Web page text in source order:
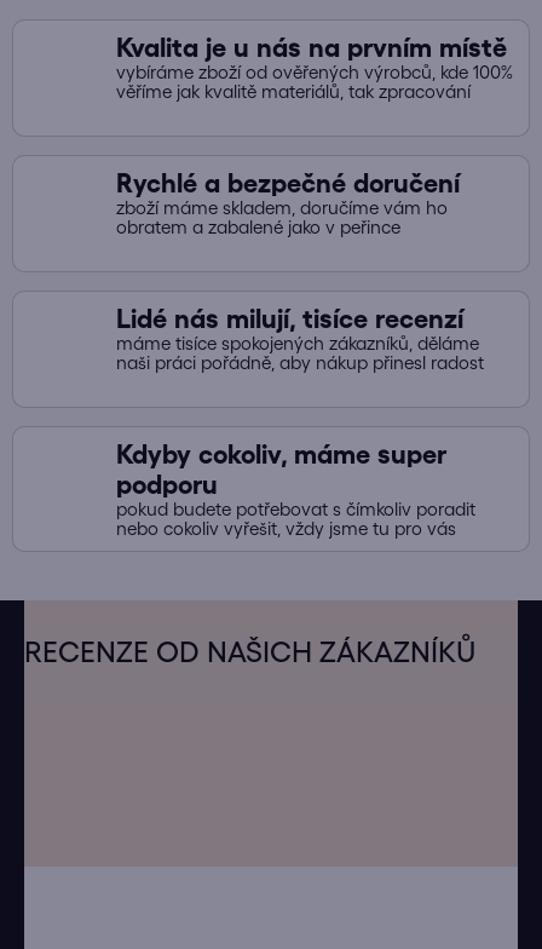
ý
p
i
u
Kvalita je u nás na prvním místě
vybíráme zboží od ověřených výrobců, kde 100%
věříme jak kvalitě materiálů, tak zpracování
Rychlé a bezpečné doručení
zboží máme skladem, doručíme vám ho
obratem a zabalené jako v peřince
Lidé nás milují, tisíce recenzí
máme tisíce spokojených zákazníků, děláme
naši práci pořádně, aby nákup přinesl radost
Kdyby cokoliv, máme super
podporu
pokud budete potřebovat s čímkoliv poradit
nebo cokoliv vyřešit, vždy jsme tu pro vás
RECENZE OD NAŠICH ZÁKAZNÍKŮ